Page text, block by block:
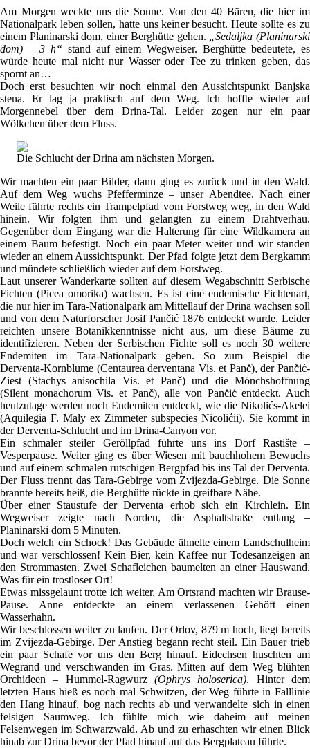
Am Morgen weckte uns die Sonne. Von den 40 Bären, die hier im
Nationalpark leben sollen, hatte uns keiner besucht. Heute sollte es zu
einem Planinarski dom, einer Berghütte gehen.
„Sedaljka (Planinarski
dom) – 3 h“ stand auf einem Wegweiser. Berghütte bedeutete, es
würde heute mal nicht nur Wasser oder Tee zu trinken geben, das
spornt an…
Doch erst besuchten wir noch einmal den Aussichtspunkt Banjska
stena. Er lag ja praktisch auf dem Weg. Ich hoffte wieder auf
Morgennebel über dem Drina-Tal. Leider zogen nur ein paar
Wölkchen über dem Fluss.
Die Schlucht der Drina am nächsten Morgen.
Wir machten ein paar Bilder, dann ging es zurück und in den Wald.
Auf dem Weg wuchs Pfefferminze – unser Abendtee. Nach einer
Weile führte rechts ein Trampelpfad vom Forstweg weg, in den Wald
hinein. Wir folgten ihm und gelangten zu einem Drahtverhau.
Gegenüber dem Eingang war die Halterung für eine Wildkamera an
einem Baum befestigt. Noch ein paar Meter weiter und wir standen
wieder an einem Aussichtspunkt. Der Pfad folgte jetzt dem Bergkamm
und mündete schließlich wieder auf dem Forstweg.
Laut unserer Wanderkarte sollten auf diesem Wegabschnitt Serbische
Fichten (Picea omorika) wachsen. Es ist eine endemische Fichtenart,
die nur hier im Tara-Nationalpark am Mittellauf der Drina wachsen soll
und von dem Naturforscher Josif Pančić 1876 entdeckt wurde. Leider
reichten unsere Botanikkenntnisse nicht aus, um diese Bäume zu
identifizieren. Neben der Serbischen Fichte soll es noch 30 weitere
Endemiten im Tara-Nationalpark geben. So zum Beispiel die
Derventa-Kornblume (Centaurea derventana Vis. et Panč), der Pančić-
Ziest (Stachys anisochila Vis. et Panč) und die Mönchshoffnung
(Silent monachorum Vis. et Panč), alle von Pančić entdeckt. Auch
heutzutage werden noch Endemiten entdeckt, wie die Nikolićs-Akelei
(Aquilegia F. Maly ex Zimmeter subspecies Nicolićii). Sie kommt in
der Derventa-Schlucht und im Drina-Canyon vor.
Ein schmaler steiler Geröllpfad führte uns ins Dorf Rastište –
Vesperpause. Weiter ging es über Wiesen mit bauchhohem Bewuchs
und auf einem schmalen rutschigen Bergpfad bis ins Tal der Derventa.
Der Fluss trennt das Tara-Gebirge vom Zvijezda-Gebirge. Die Sonne
brannte bereits heiß, die Berghütte rückte in greifbare Nähe.
Über einer Staustufe der Derventa erhob sich ein Kirchlein. Ein
Wegweiser zeigte nach Norden, die Asphaltstraße entlang –
Planinarski dom 5 Minuten.
Doch welch ein Schock! Das Gebäude ähnelte einem Landschulheim
und war verschlossen! Kein Bier, kein Kaffee nur Todesanzeigen an
den Strommasten. Zwei Schafleichen baumelten an einer Hauswand.
Was für ein trostloser Ort!
Etwas missgelaunt trotte ich weiter. Am Ortsrand machten wir Brause-
Pause. Anne entdeckte an einem verlassenen Gehöft einen
Wasserhahn.
Wir beschlossen weiter zu laufen. Der Orlov, 879 m hoch, liegt bereits
im Zvijezda-Gebirge. Der Anstieg begann recht steil. Ein Bauer trieb
ein paar Schafe vor uns den Berg hinauf. Eidechsen huschten am
Wegrand und verschwanden im Gras. Mitten auf dem Weg blühten
Orchideen – Hummel-Ragwurz (Ophrys holoserica). Hinter dem
letzten Haus hieß es noch mal Schwitzen, der Weg führte in Falllinie
den Hang hinauf, bog nach rechts ab und verwandelte sich in einen
felsigen Saumweg. Ich fühlte mich wie daheim auf meinen
Felsenwegen im Schwarzwald. Ab und zu erhaschten wir einen Blick
hinab zur Drina bevor der Pfad hinauf auf das Bergplateau führte.